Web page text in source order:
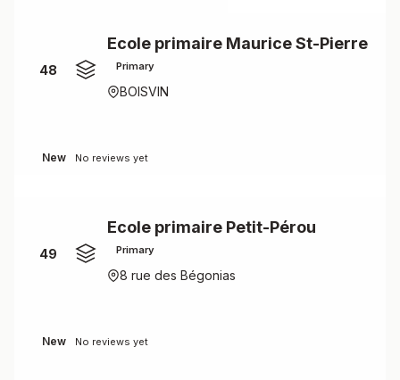
48
Ecole primaire Maurice St-Pierre
Primary
BOISVIN
New No reviews yet
49
Ecole primaire Petit-Pérou
Primary
8 rue des Bégonias
New No reviews yet